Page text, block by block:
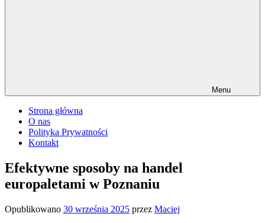
Menu
Strona główna
O nas
Polityka Prywatności
Kontakt
Efektywne sposoby na handel
europaletami w Poznaniu
Opublikowano 30 września 2025 przez Maciej